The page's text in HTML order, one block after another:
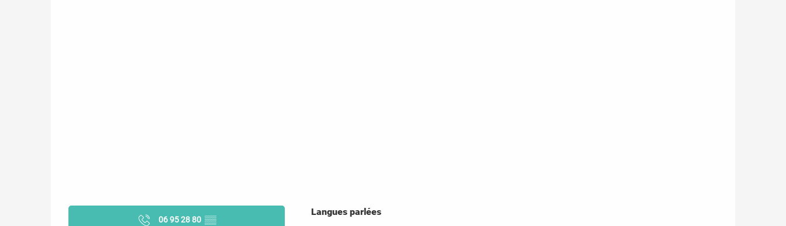
06 95 28 80 ▒▒
Langues parlées
Langues parlées